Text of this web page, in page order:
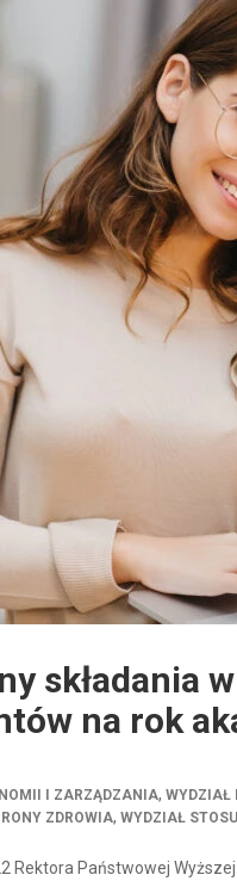
składania
na rok
I ZARZĄDZANIA, WYDZIAŁ
ZDROWIA, WYDZIAŁ
Państwowej